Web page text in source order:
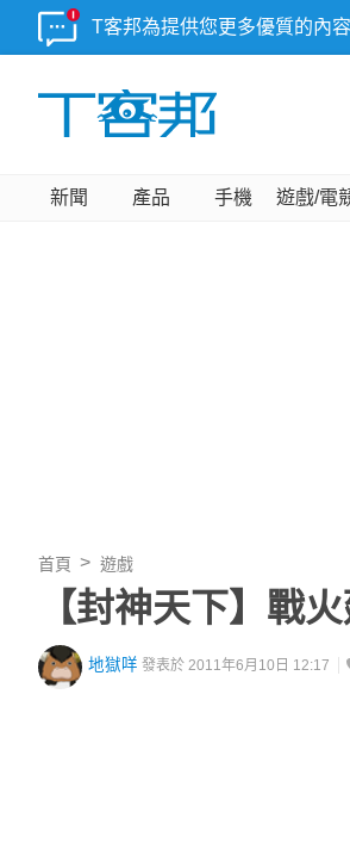
T客邦為提供您更多優質的內
新聞 產品 手機 遊戲/電
首頁 遊戲
【封神天下】戰
地獄咩 發表於 2011年6月10日 12:17